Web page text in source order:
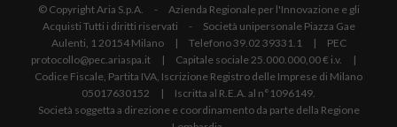
© Copyright Aria S.p.A. - Azienda Regionale per l'Innovazione e gli
Acquisti Tutti i diritti riservati - Società unipersonale Piazza Gae
Aulenti, 1 20154 Milano | Telefono 39.02 39331.1 | PEC
protocollo@pec.ariaspa.it | Capitale sociale 25.000.000,00 € i.v. |
Codice Fiscale, Partita IVA, Iscrizione Registro delle Imprese di Milano
05017630152 | Iscritta al R.E.A. al n°1096149.
Società soggetta a direzione e coordinamento da parte della Regione